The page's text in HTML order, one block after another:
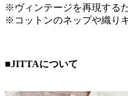
※ヴィンテージを再現する
※コットンのネップや織り
■JITTAについて